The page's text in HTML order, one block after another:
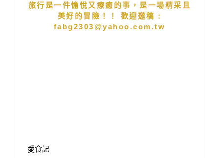
旅行是一件愉悅又療癒的事，是一場精采且
美好的冒險！！ 歡迎邀稿 :
fabg2303@yahoo.com.tw
愛食記